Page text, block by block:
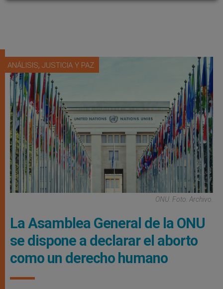
ANÁLISIS, JUSTICIA Y PAZ
ONU. Foto: Archivo.
La Asamblea General de la ONU
se dispone a declarar el aborto
como un derecho humano